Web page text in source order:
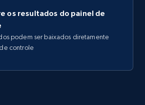
os resultados do painel de
podem ser baixados diretamente
controle